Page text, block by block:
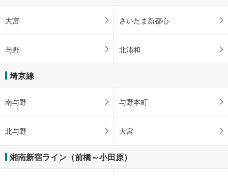
大宮 さいたま新都心
与野 北浦和
埼京線
南与野 与野本町
北与野 大宮
湘南新宿ライン（前橋～小田原）